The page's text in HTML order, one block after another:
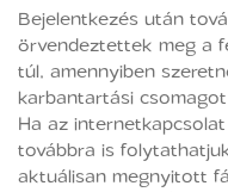
Bejelentkezés után
örvendeztettek meg a
túl, amennyiben
karbantartási
Ha az
továbbra is
aktuálisan megnyitott